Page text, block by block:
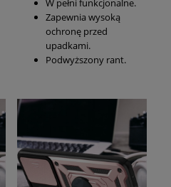
W pełni funkcjonalne.
Zapewnia wysoką
ochronę przed
upadkami.
Podwyższony rant.